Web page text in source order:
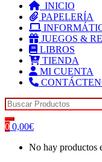
INICIO
PAPELERÍA
JUEGOS &
LIBROS
TIENDA
MI CUENTA
Search for:
0 0,00€
No hay productos